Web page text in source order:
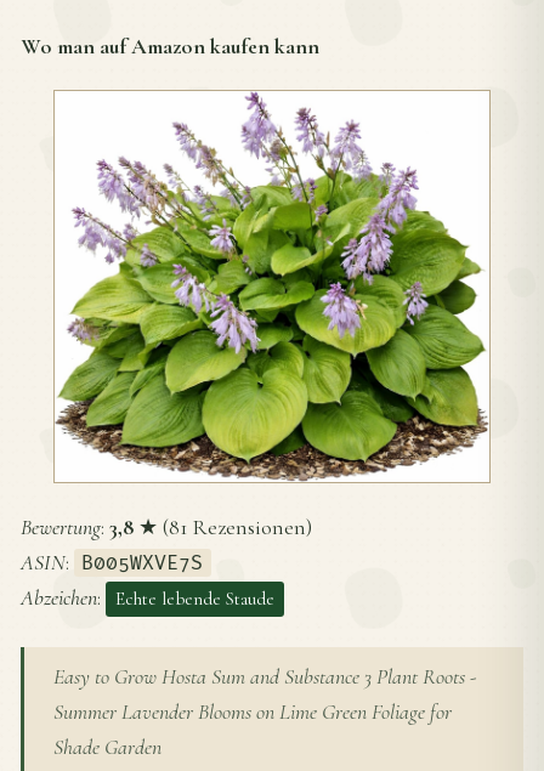
Wo man auf Amazon kaufen kann
Bewertung: 3,8 ★ (81 Rezensionen)
ASIN: B005WXVE7S
Abzeichen: Echte lebende Staude
Easy to Grow Hosta Sum and Substance 3 Plant Roots -
Summer Lavender Blooms on Lime Green Foliage for
Shade Garden